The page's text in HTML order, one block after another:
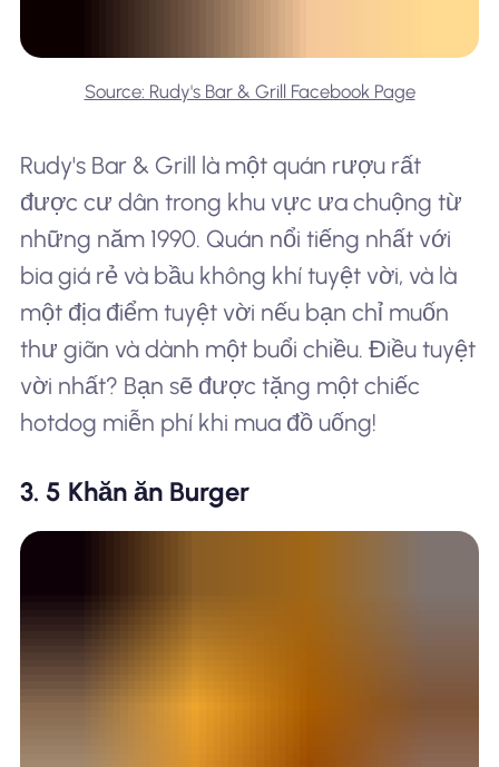
Source: Rudy's Bar & Grill Facebook Page
Rudy's Bar & Grill là một quán rượu rất
được cư dân trong khu vực ưa chuộng từ
những năm 1990. Quán nổi tiếng nhất với
bia giá rẻ và bầu không khí tuyệt vời, và là
một địa điểm tuyệt vời nếu bạn chỉ muốn
thư giãn và dành một buổi chiều. Điều tuyệt
vời nhất? Bạn sẽ được tặng một chiếc
hotdog miễn phí khi mua đồ uống!
3. 5 Khăn ăn Burger